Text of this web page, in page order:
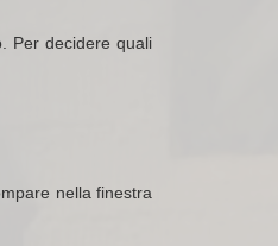
Per decidere quali
nella finestra